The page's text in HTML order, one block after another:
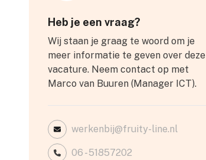
Heb je een vraag?
Wij staan je graag te woord om je
meer informatie te geven over deze
vacature. Neem contact op met
Marco van Buuren (Manager ICT).
werkenbij@fruity-line.nl
06 - 51857202